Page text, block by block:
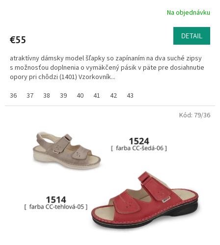
Na objednávku
€55 DETAIL
atraktívny dámsky model šľapky so zapínaním na dva suché zipsy
s možnosťou doplnenia o vymäkčený pásik v päte pre dosiahnutie
opory pri chôdzi (1401) Vzorkovník...
36
37 38 39 40 41 42 43
Kód: 79/36